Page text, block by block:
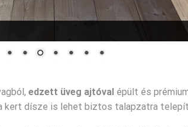
edzett üveg ajtóval épült és
kert dísze is lehet biztos talapzatra